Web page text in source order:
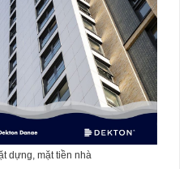
dựng, mặt tiền nhà